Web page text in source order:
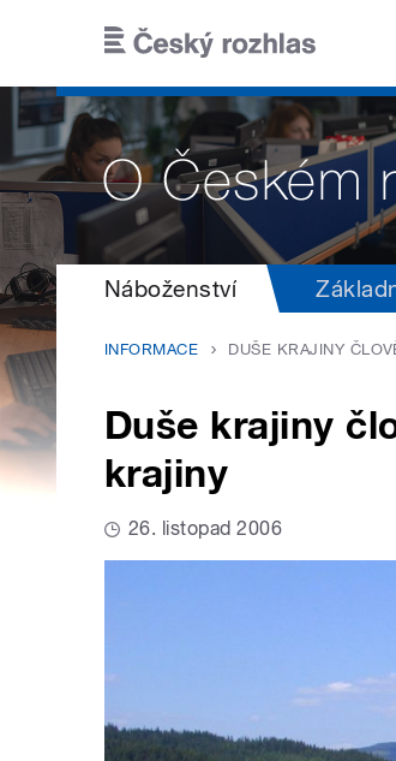
Náboženství
INFORMACE DUŠE KRAJINY
Duše krajiny
krajiny
26. listopad 2006